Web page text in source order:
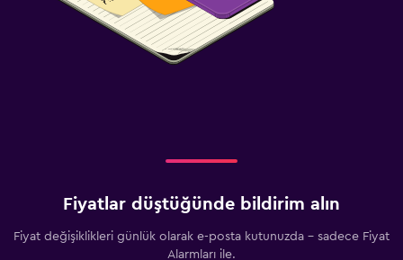
Fiyatlar düştüğünde bildirim alın
Fiyat değişiklikleri günlük olarak e-posta kutunuzda - sadece Fiyat
Alarmları ile.